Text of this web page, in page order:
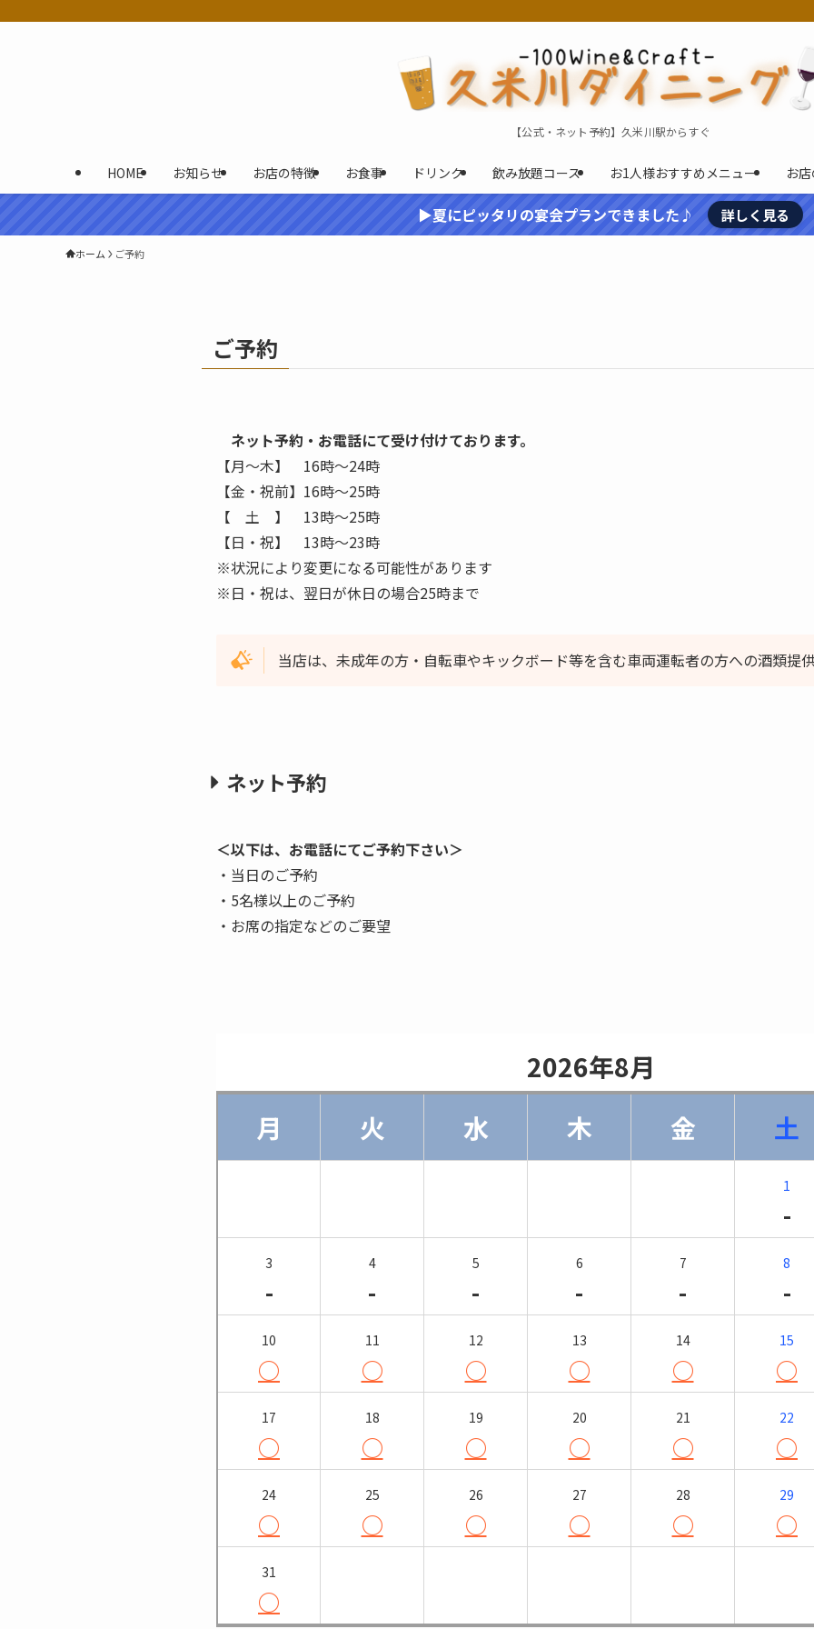
【公式・ネット予約】久米川駅からすぐ
HOME お知らせ お店の特徴 お食事 ドリンク 飲み放題コース お1人様おすすめメニュー お
▶夏にピッタリの宴会プランできました♪ 詳しく見る
ホーム ご予約
ご予約
ネット予約・お電話にて受け付けております。
【月〜木】 16時〜24時
【金・祝前】16時〜25時
【 土 】 13時〜25時
【日・祝】 13時〜23時
※状況により変更になる可能性があります
※日・祝は、翌日が休日の場合25時まで
当店は、未成年の方・自転車やキックボード等を含む車両運転者の方への酒類提
ネット予約
＜以下は、お電話にてご予約下さい＞
・当日のご予約
・5名様以上のご予約
・お席の指定などのご要望
                    2026年8月
月
火 水 木 金 土
1
-
3
-
4
-
5
-
6
-
7
-
8
-
10
○
11
○
12
○
13
○
14
○
15
○
17
○
18
○
19
○
20
○
21
○
22
○
24
○
25
○
26
○
27
○
28
○
29
○
31
○